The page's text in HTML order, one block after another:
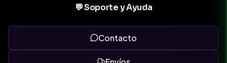
💬 Soporte y Ayuda
Contacto